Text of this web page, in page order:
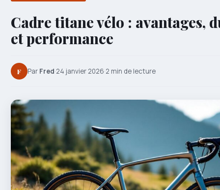
Cadre titane vélo : avantages,
et performance
F Par Fred·24 janvier 2026·2 min de lecture